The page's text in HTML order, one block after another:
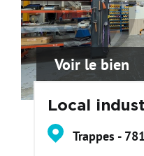
Voir le bien
Local
Trappes -